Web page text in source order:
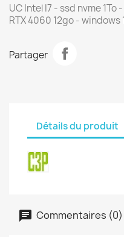
UC Intel I7 - ssd nvme
RTX 4060 12go - windows
Partager
Détails du produit
Commentaires (0)